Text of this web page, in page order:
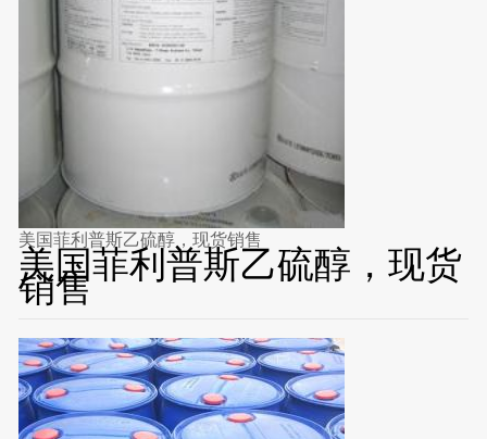
美国菲利普斯乙硫醇，现货销售
美国菲利普斯乙硫醇，现货
销售